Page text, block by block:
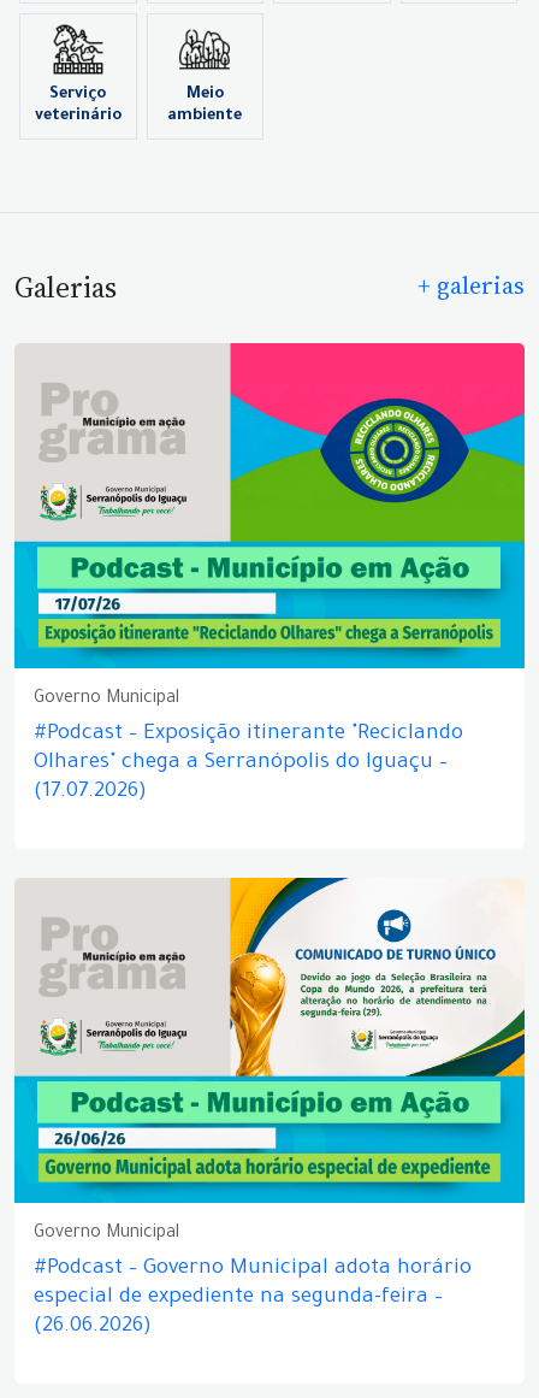
Serviço
veterinário
Meio
ambiente
Galerias + galerias
Governo Municipal
#Podcast – Exposição itinerante "Reciclando
Olhares" chega a Serranópolis do Iguaçu –
(17.07.2026)
Governo Municipal
#Podcast – Governo Municipal adota horário
especial de expediente na segunda-feira –
(26.06.2026)